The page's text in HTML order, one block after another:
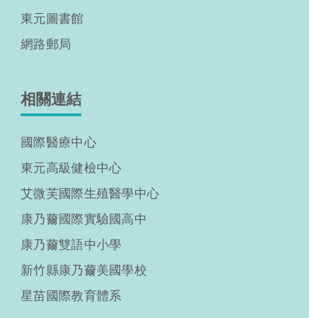
東元圖書館
網路郵局
相關連結
國際醫療中心
東元高級健檢中心
艾微芙國際生殖醫學中心
康乃薾國際實驗國高中
康乃薾雙語中小學
新竹縣康乃薾美國學校
星苗國際教育體系